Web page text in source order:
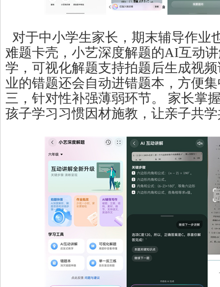
对于中小学生家长，期末辅导作业
难题卡壳，小艺深度解题的AI互动
学，可视化解题支持拍题后生成视
业的错题还会自动进错题本，方便
三，针对性补强薄弱环节。 家长掌
孩子学习习惯因材施教，让亲子共